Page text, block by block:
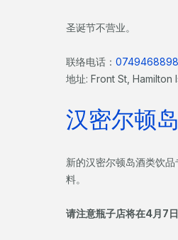
圣诞节不营业。
联络电话： 0749468898
地址: Front St, Hamilton
汉密尔顿
新的汉密尔顿岛酒类饮
料。
请注意瓶子店将在4月7